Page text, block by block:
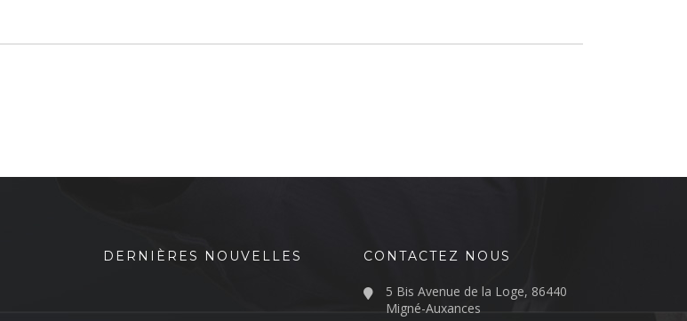
DERNIÈRES NOUVELLES CONTACTEZ NOUS
5 Bis Avenue de la Loge, 86440
Migné-Auxances